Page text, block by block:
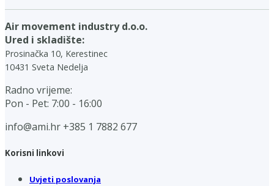
Air movement industry d.o.o.
Ured i skladište:
Prosinačka 10, Kerestinec
10431 Sveta Nedelja
Radno vrijeme:
Pon - Pet: 7:00 - 16:00
info@ami.hr +385 1 7882 677
Korisni linkovi
Uvjeti poslovanja